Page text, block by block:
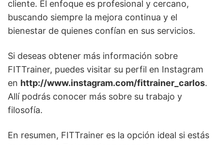
cliente. El enfoque es profesional y cercano,
buscando siempre la mejora continua y el
bienestar de quienes confían en sus servicios.
Si deseas obtener más información sobre
FITTrainer, puedes visitar su perfil en Instagram
en http://www.instagram.com/fittrainer_carlos.
Allí podrás conocer más sobre su trabajo y
filosofía.
En resumen, FITTrainer es la opción ideal si estás